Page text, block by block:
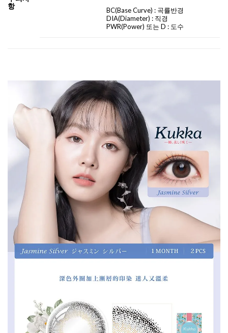
항
BC(Base Curve) : 곡률반경
DIA(Diameter) : 직경
PWR(Power) 또는 D : 도수